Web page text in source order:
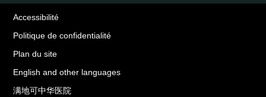
Accessibilité
Politique de confidentialité
Plan du site
English and other languages
满地可中华医院